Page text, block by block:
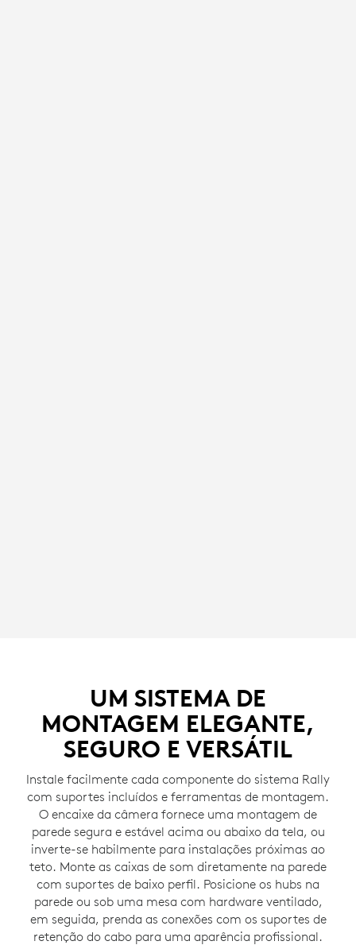
UM SISTEMA DE
MONTAGEM ELEGANTE,
SEGURO E VERSÁTIL
Instale facilmente cada componente do sistema Rally
com suportes incluídos e ferramentas de montagem.
O encaixe da câmera fornece uma montagem de
parede segura e estável acima ou abaixo da tela, ou
inverte-se habilmente para instalações próximas ao
teto. Monte as caixas de som diretamente na parede
com suportes de baixo perfil. Posicione os hubs na
parede ou sob uma mesa com hardware ventilado,
em seguida, prenda as conexões com os suportes de
retenção do cabo para uma aparência profissional.